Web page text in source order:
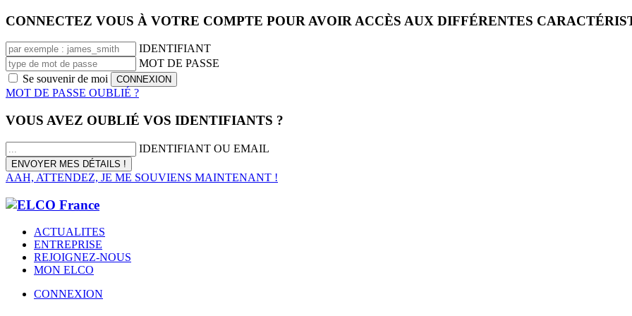
CONNECTEZ VOUS À VOTRE COMPTE POUR AVOIR ACCÈS AUX DIFFÉRENTES
IDENTIFIANT
MOT DE PASSE
Se souvenir de moi
MOT DE PASSE OUBLIÉ ?
VOUS AVEZ OUBLIÉ VOS IDENTIFIANTS ?
IDENTIFIANT OU EMAIL
AAH, ATTENDEZ, JE ME SOUVIENS MAINTENANT !
ACTUALITES
ENTREPRISE
REJOIGNEZ-NOUS
MON ELCO
CONNEXION